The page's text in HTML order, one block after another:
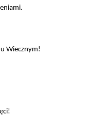
Wiecznym!